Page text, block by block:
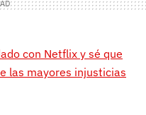
con Netflix y sé que
las mayores injusticias